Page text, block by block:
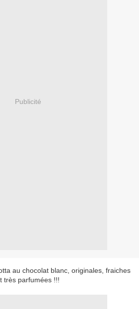
Publicité
au chocolat blanc, originales, fraiches
très parfumées !!!